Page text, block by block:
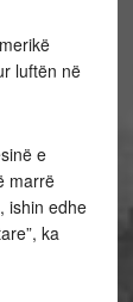
luftën në
e
marrë
ishin edhe
ka